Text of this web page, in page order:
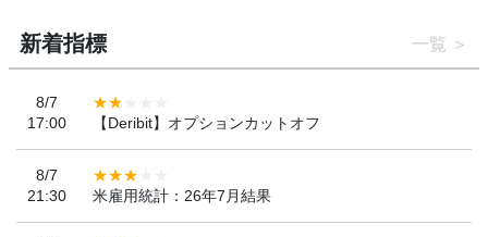
新着指標 一覧
8/7
17:00
【Deribit】オプションカットオフ
8/7
21:30
米雇用統計：26年7月結果